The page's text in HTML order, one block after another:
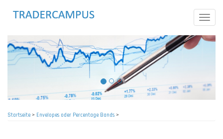
Toggle
Startseite> Envelopes oder Percentage Bands >